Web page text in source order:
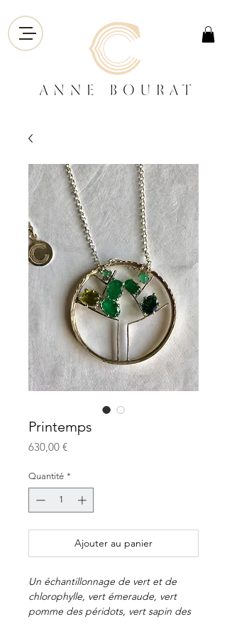
Printemps
630,00 €Prix
Quantité *
Ajouter au panier
Un échantillonnage de vert et de
chlorophylle, vert émeraude, vert
pomme des péridots, vert sapin des